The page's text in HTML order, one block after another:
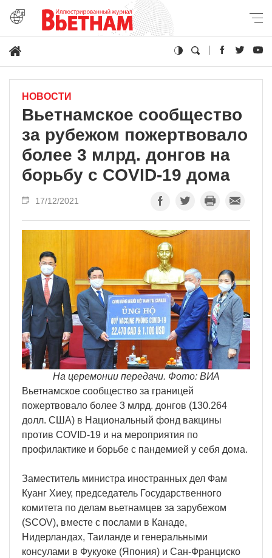
НОВОСТИ
Вьетнамское сообщество
за рубежом пожертвовало
более 3 млрд. донгов на
борьбу с COVID-19 дома
17/12/2021
На церемонии передачи. Фото: ВИА
Вьетнамское сообщество за границей
пожертвовало более 3 млрд. донгов (130.264
долл. США) в Национальный фонд вакцины
против COVID-19 и на мероприятия по
профилактике и борьбе с пандемией у себя дома.
Заместитель министра иностранных дел Фам
Куанг Хиеу, председатель Государственного
комитета по делам вьетнамцев за зарубежом
(SCOV), вместе с послами в Канаде,
Нидерландах, Таиланде и генеральными
консулами в Фукуоке (Япония) и Сан-Франциско